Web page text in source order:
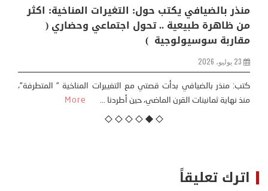
منذر بالضيافي يكتب حول: التغيرات المناخية: اكثر
من ظاهرة طبيعية .. تحول اجتماعي وحضاري (
مقاربة سوسيولوجية )
23 يوليو، 2026
كتب: منذر بالضيافي بدأت قصتي مع التغييرات المناخية ” المتطرفة”،
منذ نهاية ثمانينات القرن الماضي، حين أطردنا ...
More
اترك تعليقاً